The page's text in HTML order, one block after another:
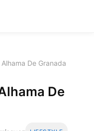
De Granada
De